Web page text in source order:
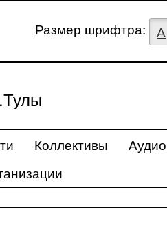
Размер шрифтра: А
Коллективы Аудио